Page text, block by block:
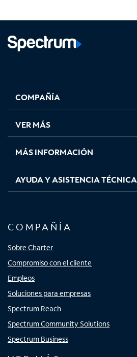
abre
en
pestaña
nueva
abre
en
pestaña
nueva
abre
en
pestaña
nueva
en
nueva
COMPAÑÍA
VER MÁS
MÁS INFORMACIÓN
AYUDA Y ASISTENCIA TÉCNICA
COMPAÑÍA
Sobre Charter
Compromiso con el cliente
Empleos
Soluciones para empresas
Spectrum Reach
Spectrum Community Solutions
Spectrum Business